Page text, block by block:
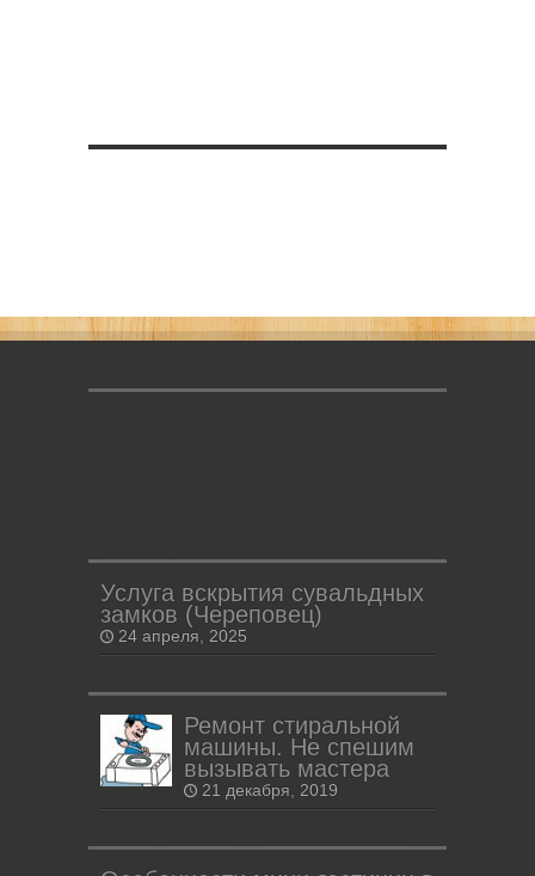
Услуга вскрытия сувальдных
замков (Череповец)
24 апреля, 2025
Ремонт стиральной
машины. Не спешим
вызывать мастера
21 декабря, 2019